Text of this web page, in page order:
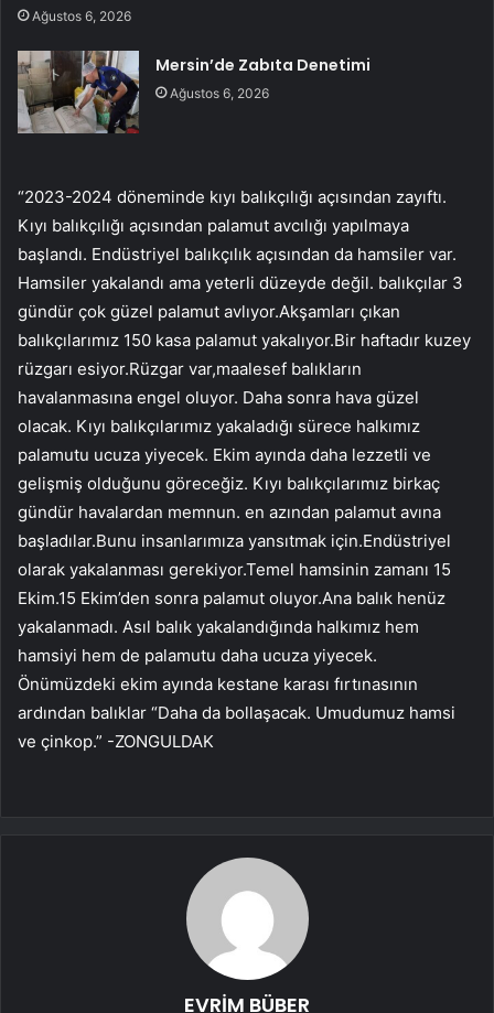
Ağustos 6, 2026
Mersin’de Zabıta Denetimi
Ağustos 6, 2026
“2023-2024 döneminde kıyı balıkçılığı açısından zayıftı.
Kıyı balıkçılığı açısından palamut avcılığı yapılmaya
başlandı. Endüstriyel balıkçılık açısından da hamsiler var.
Hamsiler yakalandı ama yeterli düzeyde değil. balıkçılar 3
gündür çok güzel palamut avlıyor.Akşamları çıkan
balıkçılarımız 150 kasa palamut yakalıyor.Bir haftadır kuzey
rüzgarı esiyor.Rüzgar var,maalesef balıkların
havalanmasına engel oluyor. Daha sonra hava güzel
olacak. Kıyı balıkçılarımız yakaladığı sürece halkımız
palamutu ucuza yiyecek. Ekim ayında daha lezzetli ve
gelişmiş olduğunu göreceğiz. Kıyı balıkçılarımız birkaç
gündür havalardan memnun. en azından palamut avına
başladılar.Bunu insanlarımıza yansıtmak için.Endüstriyel
olarak yakalanması gerekiyor.Temel hamsinin zamanı 15
Ekim.15 Ekim’den sonra palamut oluyor.Ana balık henüz
yakalanmadı. Asıl balık yakalandığında halkımız hem
hamsiyi hem de palamutu daha ucuza yiyecek.
Önümüzdeki ekim ayında kestane karası fırtınasının
ardından balıklar “Daha da bollaşacak. Umudumuz hamsi
ve çinkop.” -ZONGULDAK
EVRİM BÜBER